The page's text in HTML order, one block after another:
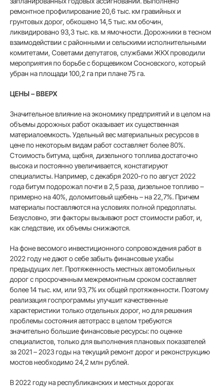
ремонтное профилирование 20,6 тыс. км гравийных и
грунтовых дорог, обкошено 14,5 тыс. км обочин,
ликвидировано 93,3 тыс. кв. м ямочности. Дорожники в тесном
взаимодействии с районными и сельскими исполнительными
комитетами, Советами депутатов, службами ЖКХ проводили
мероприятия по борьбе с борщевиком Сосновского, который
убран на площади 100,2 га при плане 75 га.
ЦЕНЫ – ВВЕРХ
Значительное влияние на экономику предприятий и в целом на
объемы дорожных работ оказывает их существенная
материалоемкость. Удельный вес материальных ресурсов в
цене по некоторым видам работ составляет более 80%.
Стоимость битума, щебня, дизельного топлива достаточно
высока и постоянно увеличивается, констатируют
специалисты. Например, с декабря 2020-го по август 2022
года битум подорожал почти в 2,5 раза, дизельное топливо –
примерно на 40%, доломитовый щебень – на 22,7%. Причем
материалы поставляются на условиях полной предоплаты.
Безусловно, эти факторы вызывают рост стоимости работ, и,
как следствие, их объемы снижаются.
На фоне весомого инвестиционного сопровождения работ в
2022 году не дают о себе забыть финансовые ухабы
предыдущих лет. Протяженность местных автомобильных
дорог с просроченным межремонтным сроком составляет
более 14 тыс. км, или 93,7% их общей протяженности. Поэтому
реализация госпрограммы улучшит качественные
характеристики только отдельных дорог, но для решения
проблемы состояния автотрасс в целом требуются
значительно большие финансовые ресурсы: по оценке
специалистов, только для выполнения плановых показателей
за 2021 – 2023 годы на текущий ремонт дорог и реконструкцию
мостов необходимо 24,2 млн рублей.
В 2022 году на республиканских и местных дорогах